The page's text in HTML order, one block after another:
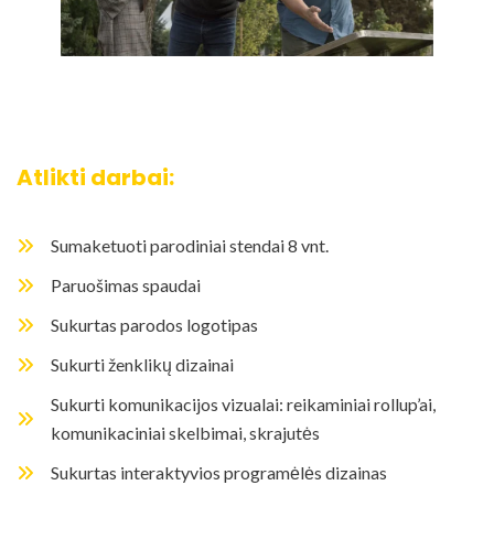
Atlikti darbai:
Sumaketuoti parodiniai stendai 8 vnt.
Paruošimas spaudai
Sukurtas parodos logotipas
Sukurti ženklikų dizainai
Sukurti komunikacijos vizualai: reikaminiai rollup’ai,
komunikaciniai skelbimai, skrajutės
Sukurtas interaktyvios programėlės dizainas